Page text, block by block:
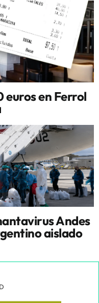
euros en Ferrol
Andes
aislado